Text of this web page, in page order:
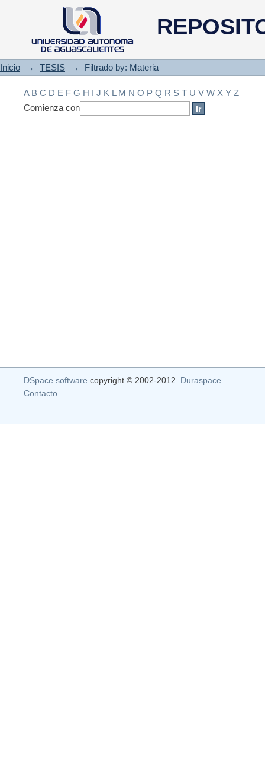
Filtrado by: Materia
Inicio → TESIS → Filtrado by: Materia
A B C D E F G H I J K L M N O P Q R S T U V W X Y Z
Comienza con
DSpace software copyright © 2002-2012 Duraspace
Contacto